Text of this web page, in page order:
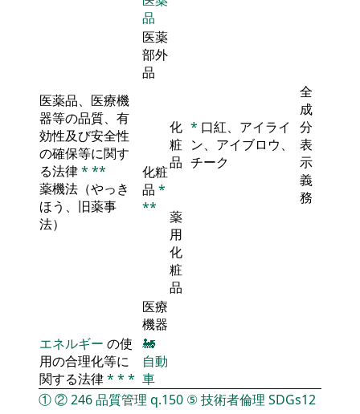
医薬品、医療機
器等の品質、有
効性及び安全性
の確保等に関す
る法律* **
薬機法（やっき
ほう、旧薬事
法）
品
医薬
部外
品
化粧
品 *
**
化
粧
品
* 口紅、アイライ
ン、アイブロウ、
チーク
全
成
分
表
示
義
務
薬
用
化
粧
品
医療
機器
エネルギー の使
用の合理化等に
関する法律* * *
🚂
自動
車
①②246品質管理 q.150 ⑤技術者倫理 SDGs12